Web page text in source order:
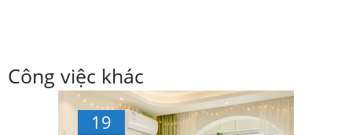
Công việc khác
19